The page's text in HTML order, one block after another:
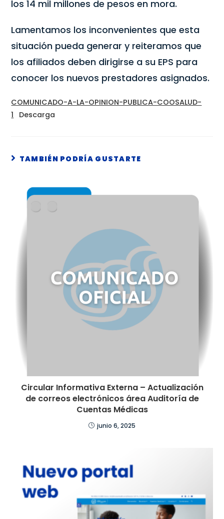
los 14 mil millones de pesos en mora.
Lamentamos los inconvenientes que esta
situación pueda generar y reiteramos que
los afiliados deben dirigirse a su EPS para
conocer los nuevos prestadores asignados.
COMUNICADO-A-LA-OPINION-PUBLICA-COOSALUD-
1
Descarga
TAMBIÉN PODRÍA GUSTARTE
Circular Informativa Externa – Actualización
de correos electrónicos área Auditoría de
Cuentas Médicas
junio 6, 2025